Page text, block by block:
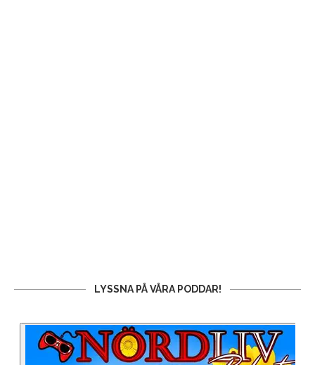
LYSSNA PÅ VÅRA PODDAR!